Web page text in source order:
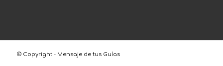
© Copyright - Mensaje de tus Guías